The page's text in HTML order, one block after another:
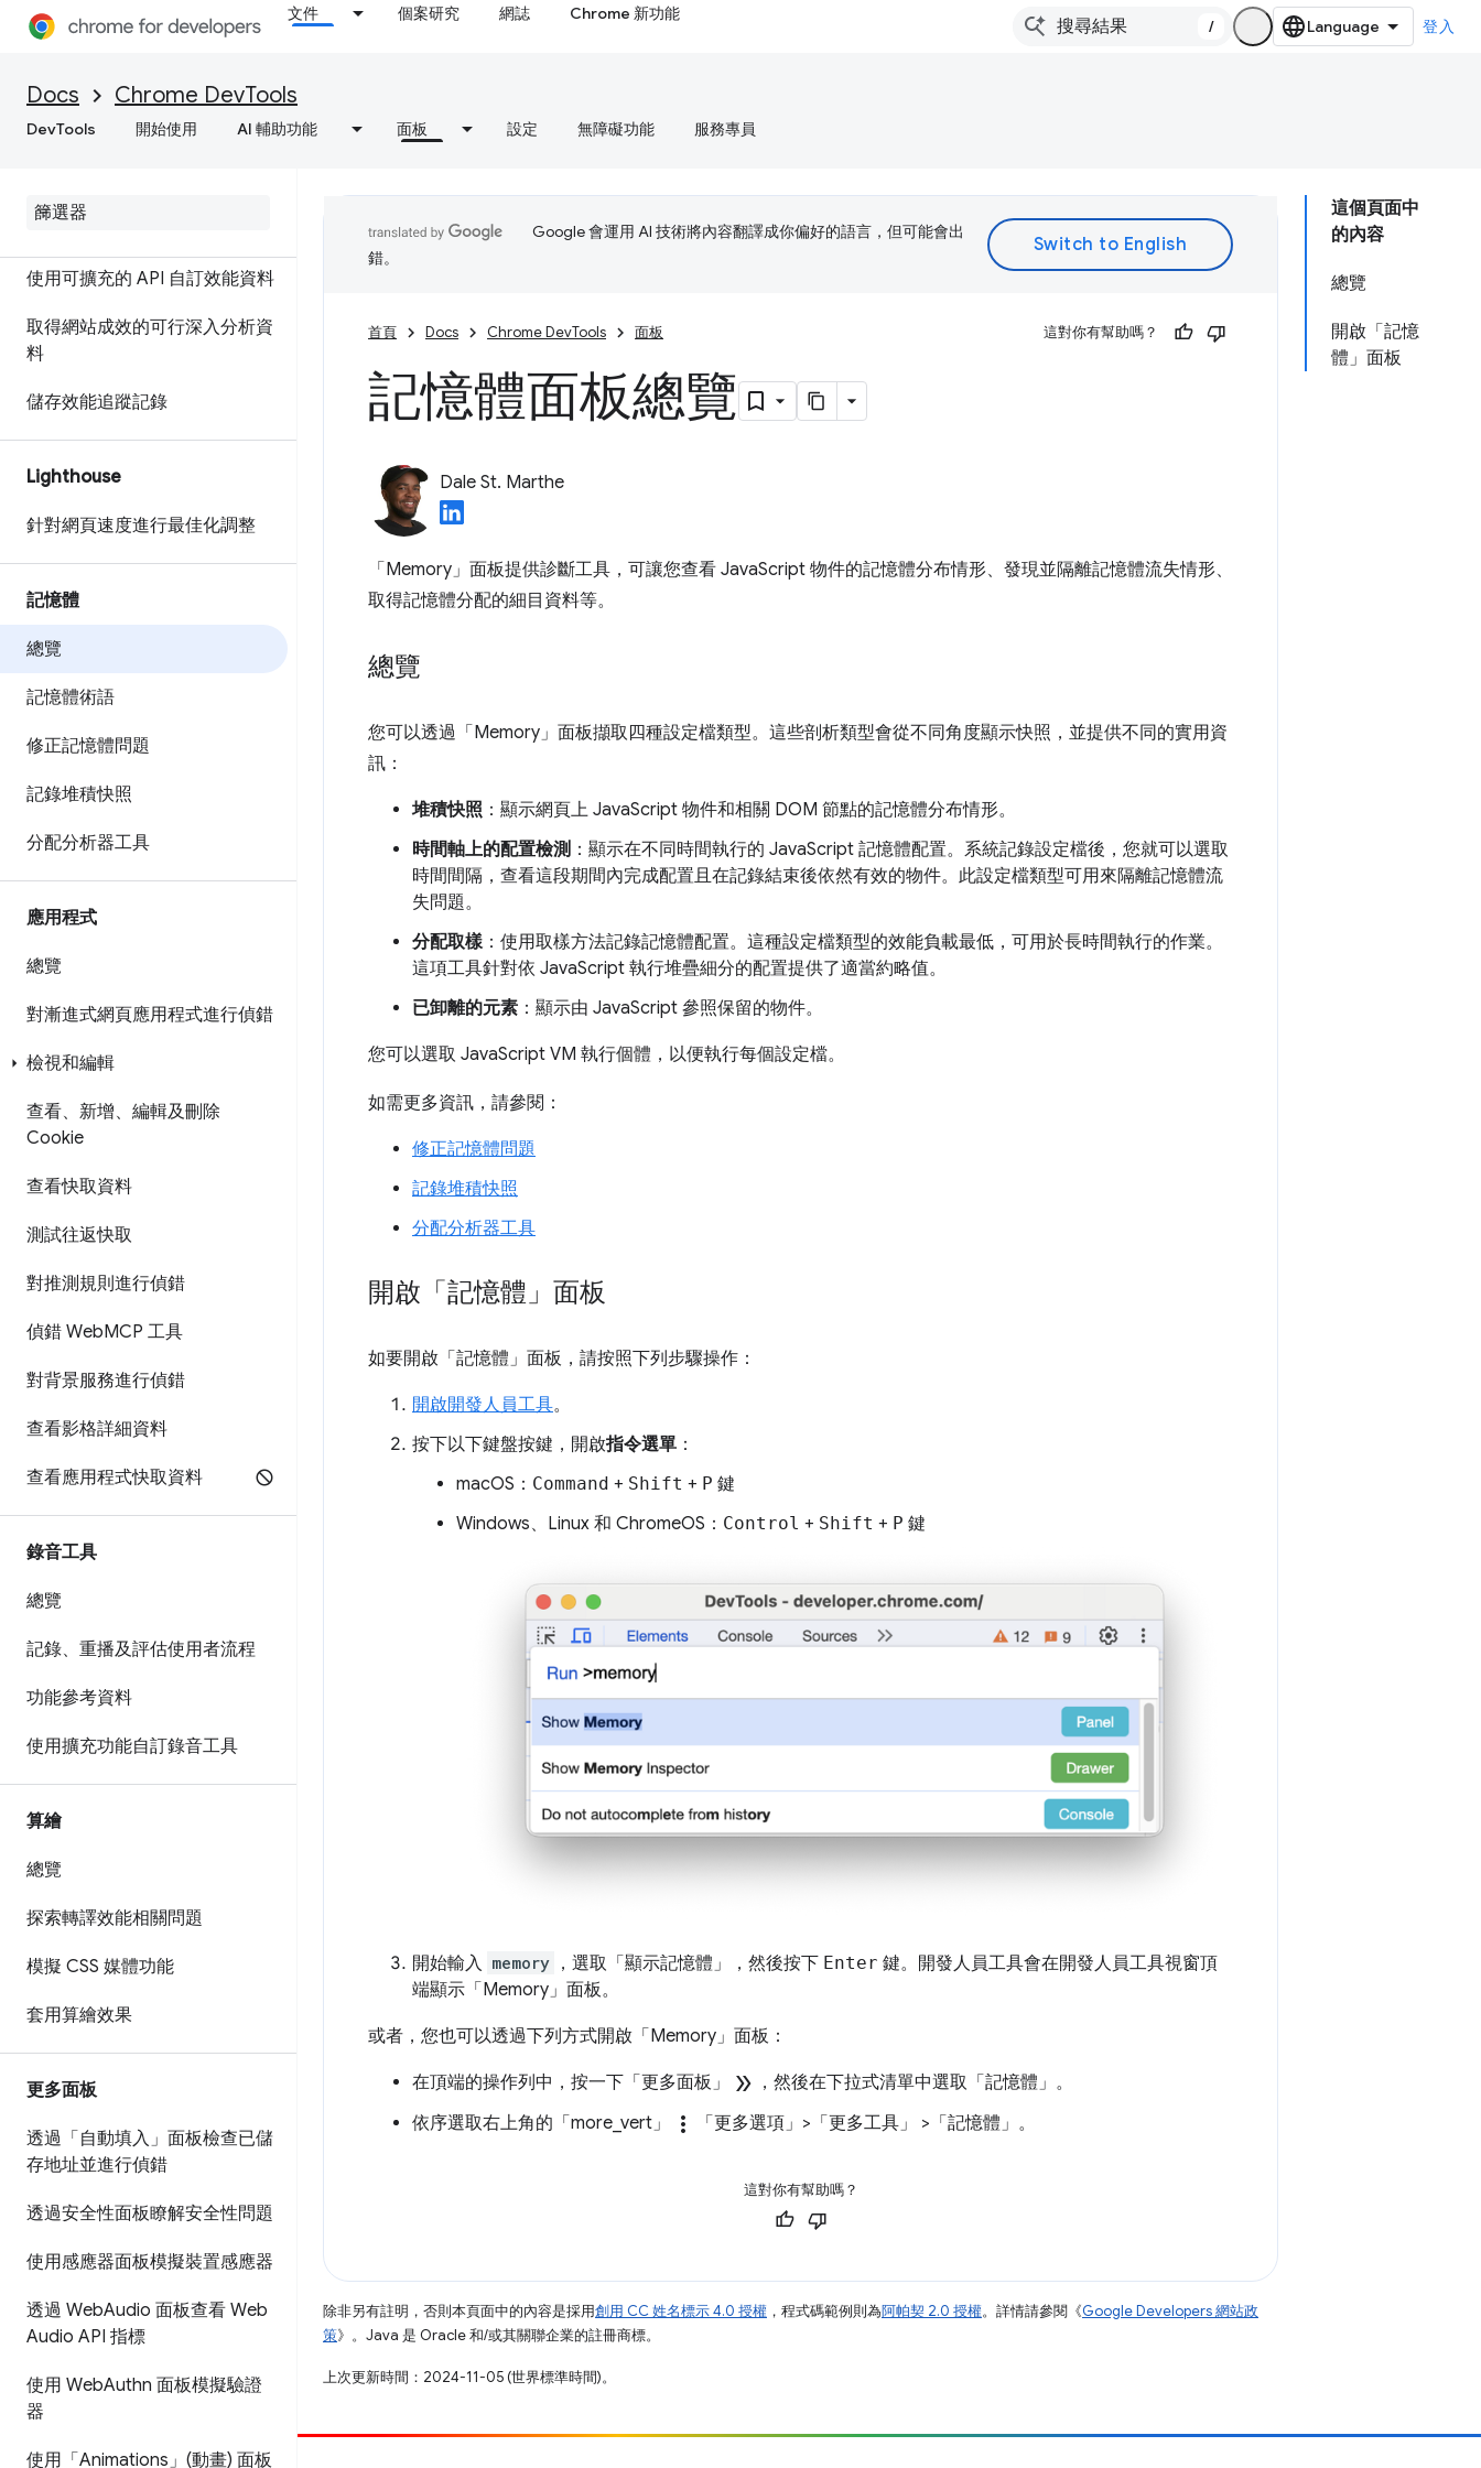
文件 個案研究 網誌 Chrome 新功能
/ 登入
Docs Chrome DevTools
DevTools 開始使用 AI 輔助功能 面板 設定 無障礙功能 服務專員
標註並分享成效發現
功能參考資料
時間軸事件參照
使用可擴充的 API 自訂效能資料
取得網站成效的可行深入分析資
料
儲存效能追蹤記錄
Lighthouse
針對網頁速度進行最佳化調整
記憶體
總覽
記憶體術語
修正記憶體問題
記錄堆積快照
分配分析器工具
應用程式
總覽
對漸進式網頁應用程式進行偵錯
檢視和編輯
查看、新增、編輯及刪除
Cookie
查看快取資料
測試往返快取
對推測規則進行偵錯
偵錯 WebMCP 工具
對背景服務進行偵錯
查看影格詳細資料
查看應用程式快取資料
錄音工具
總覽
記錄、重播及評估使用者流程
功能參考資料
使用擴充功能自訂錄音工具
算繪
總覽
探索轉譯效能相關問題
模擬 CSS 媒體功能
套用算繪效果
更多面板
透過「自動填入」面板檢查已儲
存地址並進行偵錯
透過安全性面板瞭解安全性問題
使用感應器面板模擬裝置感應器
透過 WebAudio 面板查看 Web
Audio API 指標
使用 WebAuthn 面板模擬驗證
器
使用「Animations」(動畫) 面板
這個頁面中
的內容
總覽
開啟「記憶
體」面板
Google 會運用 AI 技術將內容翻譯成你偏好的語言，但可能會出
錯。
首頁 Docs Chrome DevTools 面板 這對你有幫助嗎？
記憶體面板總覽
Dale St. Marthe
「Memory」 面板提供診斷工具，可讓您查看 JavaScript 物件的記憶體分布情形、發現並隔離記憶體流失情形、
取得記憶體分配的細目資料等。
總覽
您可以透過「Memory」 面板擷取四種設定檔類型。這些剖析類型會從不同角度顯示快照，並提供不同的實用資
訊：
堆積快照 ：顯示網頁上 JavaScript 物件和相關 DOM 節點的記憶體分布情形。
時間軸上的配置檢測 ：顯示在不同時間執行的 JavaScript 記憶體配置。系統記錄設定檔後，您就可以選取
時間間隔，查看這段期間內完成配置且在記錄結束後依然有效的物件。此設定檔類型可用來隔離記憶體流
失問題。
分配取樣：使用取樣方法記錄記憶體配置。這種設定檔類型的效能負載最低，可用於長時間執行的作業。
這項工具針對依 JavaScript 執行堆疊細分的配置提供了適當約略值。
已卸離的元素 ：顯示由 JavaScript 參照保留的物件。
您可以選取 JavaScript VM 執行個體，以便執行每個設定檔。
如需更多資訊，請參閱：
修正記憶體問題
記錄堆積快照
分配分析器工具
開啟「記憶體」面板
如要開啟「記憶體」 面板，請按照下列步驟操作：
開啟開發人員工具。
按下以下鍵盤按鍵，開啟指令選單 ：
macOS： Command + Shift + P 鍵
Windows、Linux 和 ChromeOS： Control + Shift + P 鍵
開始輸入 memory ，選取「顯示記憶體」 ，然後按下 Enter 鍵。開發人員工具會在開發人員工具視窗頂
端顯示「Memory」 面板。
或者，您也可以透過下列方式開啟「Memory」 面板：
在頂端的操作列中，按一下「更多面板」 double_arrow ，然後在下拉式清單中選取「記憶體」 。
依序選取右上角的「more_vert」
more_vert 「更多選項」>「更多工具」 >「記憶體」 。
這對你有幫助嗎？
除非另有註明，否則本頁面中的內容是採用創用 CC 姓名標示 4.0 授權 ，程式碼範例則為阿帕契 2.0 授權。詳情請參閱《Google Developers 網站政
策》。Java 是 Oracle 和/或其關聯企業的註冊商標。
上次更新時間：2024-11-05 (世界標準時間)。